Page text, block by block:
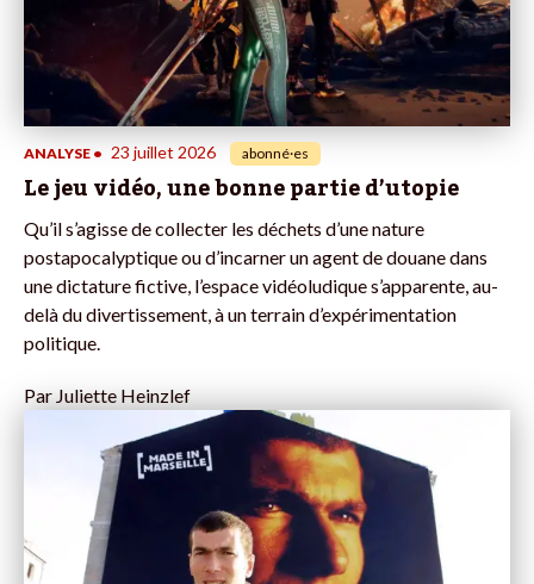
ANALYSE • 23 juillet 2026 abonné·es
Le jeu vidéo, une bonne partie d’utopie
Qu’il s’agisse de collecter les déchets d’une nature
postapocalyptique ou d’incarner un agent de douane dans
une dictature fictive, l’espace vidéoludique s’apparente, au-
delà du divertissement, à un terrain d’expérimentation
politique.
ParJuliette Heinzlef